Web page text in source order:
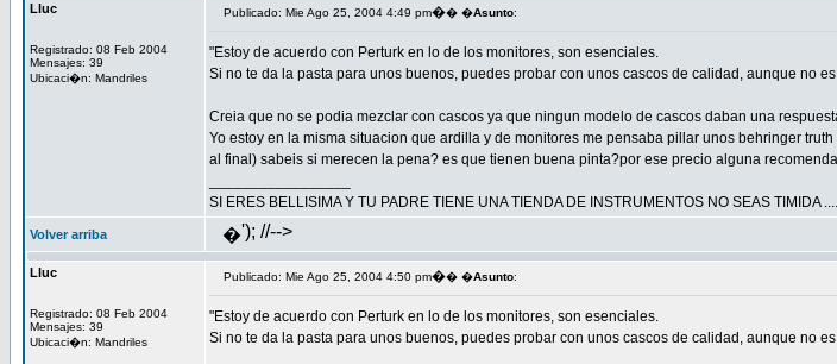
Lluc
Registrado: 08 Feb 2004
Mensajes: 39
Ubicaci�n: Mandriles
Publicado: Mie Ago 25, 2004 4:49 pm�� �Asunto:
"Estoy de acuerdo con Perturk en lo de los monitores, son esenciales.
Si no te da la pasta para unos buenos, puedes probar con unos cascos de calidad, aunque no
Creia que no se podia mezclar con cascos ya que ningun modelo de cascos daban una
Yo estoy en la misma situacion que ardilla y de monitores me pensaba pillar unos behringer
al final) sabeis si merecen la pena? es que tienen buena pinta?por ese precio alguna
SI ERES BELLISIMA Y TU PADRE TIENE UNA TIENDA DE INSTRUMENTOS NO SEAS TIMIDA
Volver arriba �'); //-->
Lluc
Registrado: 08 Feb 2004
Mensajes: 39
Ubicaci�n: Mandriles
Publicado: Mie Ago 25, 2004 4:50 pm�� �Asunto:
"Estoy de acuerdo con Perturk en lo de los monitores, son esenciales.
Si no te da la pasta para unos buenos, puedes probar con unos cascos de calidad, aunque no